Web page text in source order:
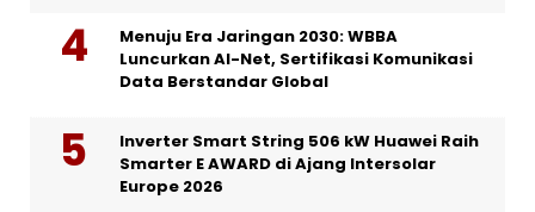
Menuju Era Jaringan 2030: WBBA
Luncurkan AI-Net, Sertifikasi Komunikasi
Data Berstandar Global
Inverter Smart String 506 kW Huawei Raih
Smarter E AWARD di Ajang Intersolar
Europe 2026